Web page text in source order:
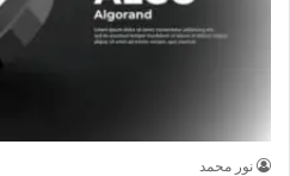
نور محمد